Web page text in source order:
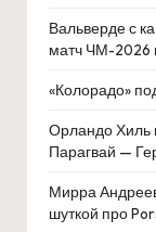
Вальверде с
матч ЧМ-2026
«Колорадо»
Орландо Хиль
Парагвай —
Мирра
шуткой про